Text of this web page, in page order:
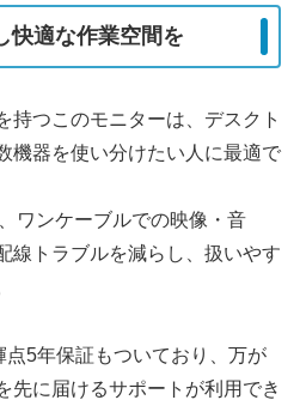
快適な作業空間を
持つこのモニターは、デスクト
機器を使い分けたい人に最適で
ワンケーブルでの映像・音
線トラブルを減らし、扱いやす
5年保証もついており、万が
先に届けるサポートが利用でき